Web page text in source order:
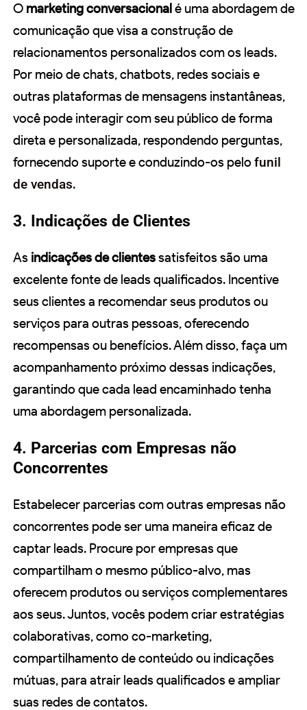
O marketing conversacionalé uma abordagem de
comunicação que visa a construção de
relacionamentos personalizados com os leads.
Por meio de chats, chatbots, redes sociais e
outras plataformas de mensagens instantâneas,
você pode interagir com seu público de forma
direta e personalizada, respondendo perguntas,
fornecendo suporte e conduzindo-os pelo funil
de vendas.
3. Indicações de Clientes
As indicações de clientessatisfeitos são uma
excelente fonte de leads qualificados. Incentive
seus clientes a recomendar seus produtos ou
serviços para outras pessoas, oferecendo
recompensas ou benefícios. Além disso, faça um
acompanhamento próximo dessas indicações,
garantindo que cada lead encaminhado tenha
uma abordagem personalizada.
4. Parcerias com Empresas não
Concorrentes
Estabelecer parcerias com outras empresas não
concorrentes pode ser uma maneira eficaz de
captar leads. Procure por empresas que
compartilham o mesmo público-alvo, mas
oferecem produtos ou serviços complementares
aos seus. Juntos, vocês podem criar estratégias
colaborativas, como co-marketing,
compartilhamento de conteúdo ou indicações
mútuas, para atrair leads qualificados e ampliar
suas redes de contatos.